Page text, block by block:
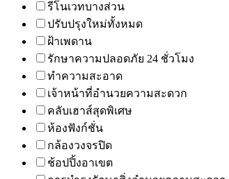
รีโนเวทบางส่วน
ปรับปรุงใหม่ทั้งหมด
ฝ้าเพดาน
รักษาความปลอดภัย 24 ชั่วโมง
ทำความสะอาด
เจ้าหน้าที่อำนวยความสะดวก
คลับเฮาส์สุดพิเศษ
ห้องฟังก์ชั่น
กล้องวงจรปิด
ช้อปปิ้งอาเขต